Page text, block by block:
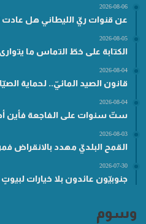
2026-08-06
عن قنوات ريّ الليطاني هل عادت
2026-08-05
الكتابة على خطّ التماس ما
2026-08-04
قانون الصيد المائيّ.. لحماية
2026-08-04
ستّ سنوات على الفاجعة فأين
2026-08-03
القمح البلديّ مهدد بالانقراض
2026-07-30
جنوبيّون عائدون بلا خيارات
وسوم